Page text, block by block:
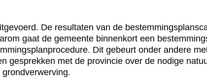
De resultaten van de
gaat de gemeente binnenkort een
Dit gebeurt onder andere
gesprekken met de provincie over de nodige